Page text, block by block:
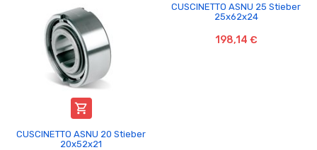

CUSCINETTO ASNU 20 Stieber
20x52x21
CUSCINETTO ASNU 25 Stieber
25x62x24
198,14 €